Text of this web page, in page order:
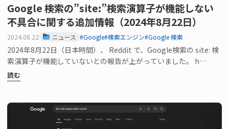
Google 検索の”site:”検索演算子が機能しない
不具合に関する追加情報（2024年8月22日）
2024.08.22 ニュース #Google#検索エンジン#Google 検索
2024年8月22日（日本時間）、 Reddit で、Google検索の site: 検
索演算子が機能していないとの報告が上がっていました。 h…
読む